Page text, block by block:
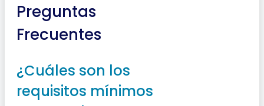
Preguntas
Frecuentes
¿Cuáles son los
requisitos mínimos